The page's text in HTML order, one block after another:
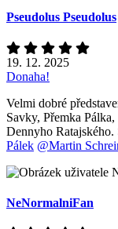
Pseudolus Pseudolus
19. 12. 2025
Donaha!
Velmi dobré
Savky, Přemka
Dennyho Ratajského.
Pálek @Martin
NeNormalniFan